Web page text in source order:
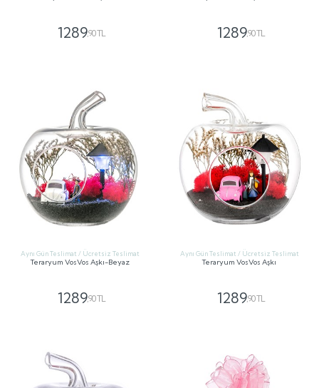
1289,90 TL 1289,90 TL
Aynı Gün Teslimat / Ücretsiz Teslimat
Teraryum VosVos Aşkı-Beyaz
1289,90 TL
Aynı Gün Teslimat / Ücretsiz Teslimat
Teraryum VosVos Aşkı
1289,90 TL